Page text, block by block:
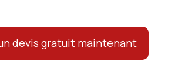
devis gratuit maintenant